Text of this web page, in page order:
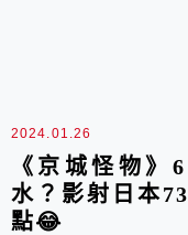
2024.01.26
《京城怪物》
水？影射日本
點😂